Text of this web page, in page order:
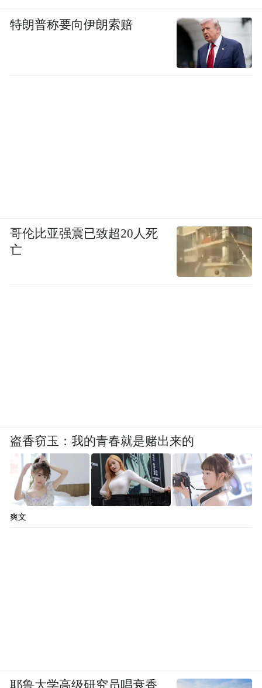
“特别声明：以上作品内容(包括在内的视频、图片或音
频)为凤凰网旗下自媒体平台“大风号”用户上传并发
布，本平台仅提供信息存储空间服务。
Notice: The content above (including the videos,
pictures and audios if any) is uploaded and posted
by the user of Dafeng Hao, which is a social media
platform and merely provides information storage
特朗普称要向伊朗索赔
哥伦比亚强震已致超20人死
亡
盗香窃玉：我的青春就是赌出来的
爽文
耶鲁大学高级研究员唱衰香